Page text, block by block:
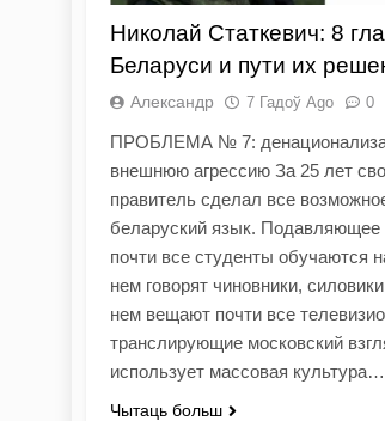
Николай Статкевич: 8
Беларуси и пути их
Александр 7 Гадоў Ago 0
ПРОБЛЕМА № 7:
внешнюю агрессию За 25 лет
правитель сделал все
беларуский язык. Подавляющее
почти все студенты обучаются
нем говорят чиновники,
нем вещают почти все
транслирующие московский
использует массовая
Чытаць больш